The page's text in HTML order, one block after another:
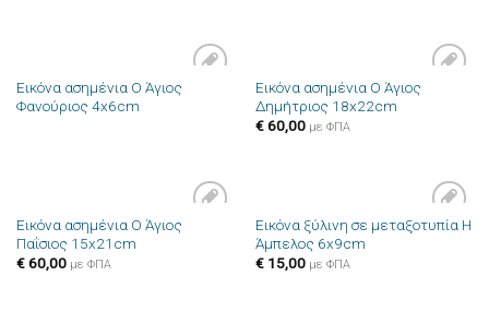
Πρόσθήκη
Εικόνα ασημένια Ο Άγιος
Φανούριος 4x6cm
Πρόσθήκη
Εικόνα ασημένια Ο Άγιος
Δημήτριος 18x22cm
€60,00 με ΦΠΑ
Πρόσθήκη
Εικόνα ασημένια Ο Άγιος
Παΐσιος 15x21cm
€60,00 με ΦΠΑ
Πρόσθήκη
Εικόνα ξύλινη σε μεταξοτυπία Η
Άμπελος 6x9cm
€15,00 με ΦΠΑ